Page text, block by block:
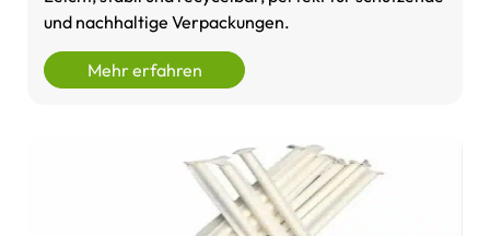
und nachhaltige Verpackungen.
Mehr erfahren